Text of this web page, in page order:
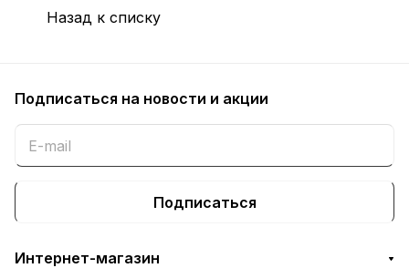
Назад к списку
Подписаться на новости и акции
Подписаться
Интернет-магазин